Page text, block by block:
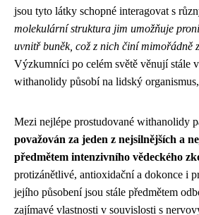
jsou tyto látky schopné interagovat s
molekulární struktura jim umožňuje
uvnitř buněk, což z nich činí mimořádně
Výzkumníci po celém světě věnují stále
withanolidy působí na lidský
Mezi nejlépe prostudované withanolidy
považován za jeden z nejsilnějších a
předmětem intenzivního vědeckého
protizánětlivé, antioxidační a dokonce i
jejího působení jsou stále předmětem
zajímavé vlastnosti v souvislosti s